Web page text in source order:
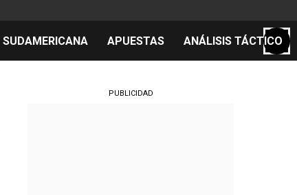
SUDAMERICANA APUESTAS ANÁLISIS TÁCTICO
PUBLICIDAD